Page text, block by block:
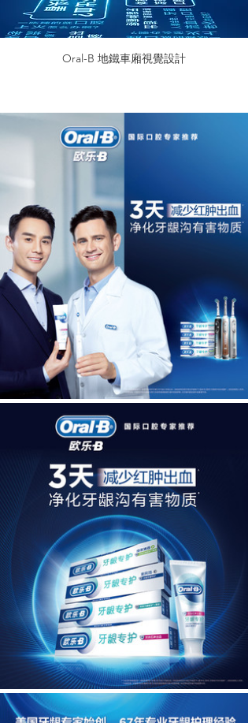
Oral-B 地鐵車廂視覺設計